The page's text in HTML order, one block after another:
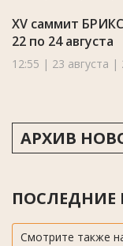
XV саммит
22 по 24 августа
12:55 | 23 августа |
АРХИВ
ПОСЛЕДНИЕ
Смотрите также